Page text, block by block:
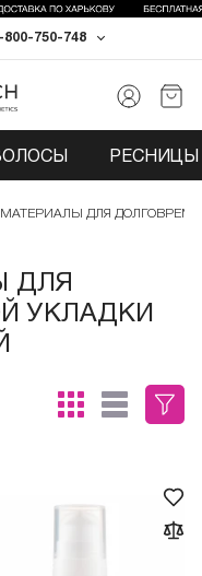
800-750-748
РЕСНИЦЫ
МАТЕРИАЛЫ ДЛЯ
ДЛЯ
УКЛАДКИ